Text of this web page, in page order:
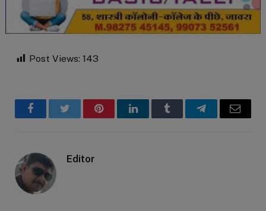
Post Views: 143
FacebookTwitter PinterestLinkedInTumblr TelegramEmail
Editor